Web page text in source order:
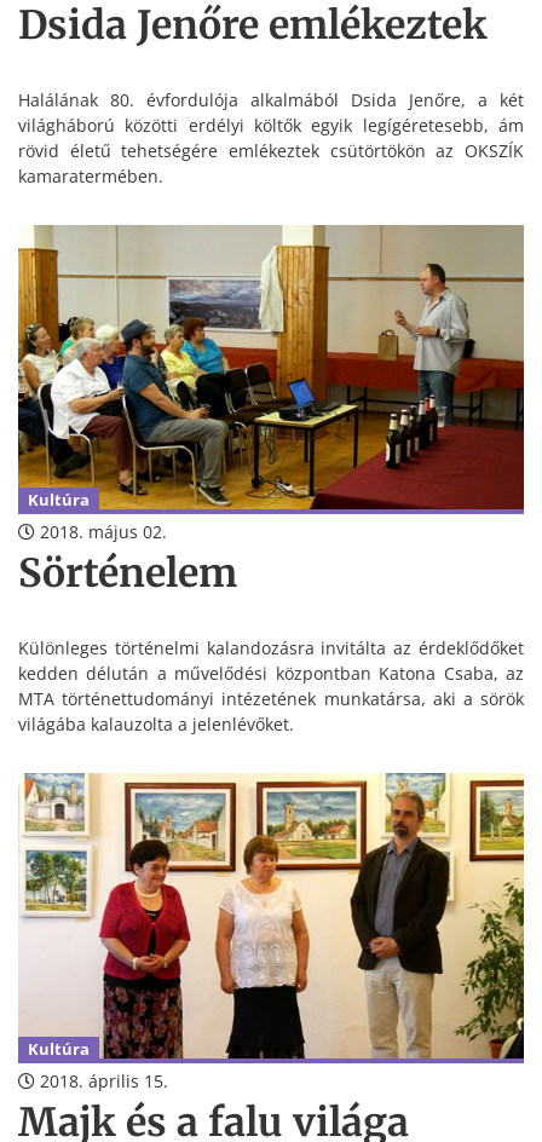
Dsida Jenőre emlékeztek
Halálának 80. évfordulója alkalmából Dsida Jenőre, a két
világháború közötti erdélyi költők egyik legígéretesebb, ám
rövid életű tehetségére emlékeztek csütörtökön az OKSZÍK
kamaratermében.
Kultúra
2018. május 02.
Sörténelem
Különleges történelmi kalandozásra invitálta az érdeklődőket
kedden délután a művelődési központban Katona Csaba, az
MTA történettudományi intézetének munkatársa, aki a sörök
világába kalauzolta a jelenlévőket.
Kultúra
2018. április 15.
Majk és a falu világa